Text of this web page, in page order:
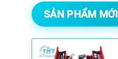
SẢN PHẨM MỚI